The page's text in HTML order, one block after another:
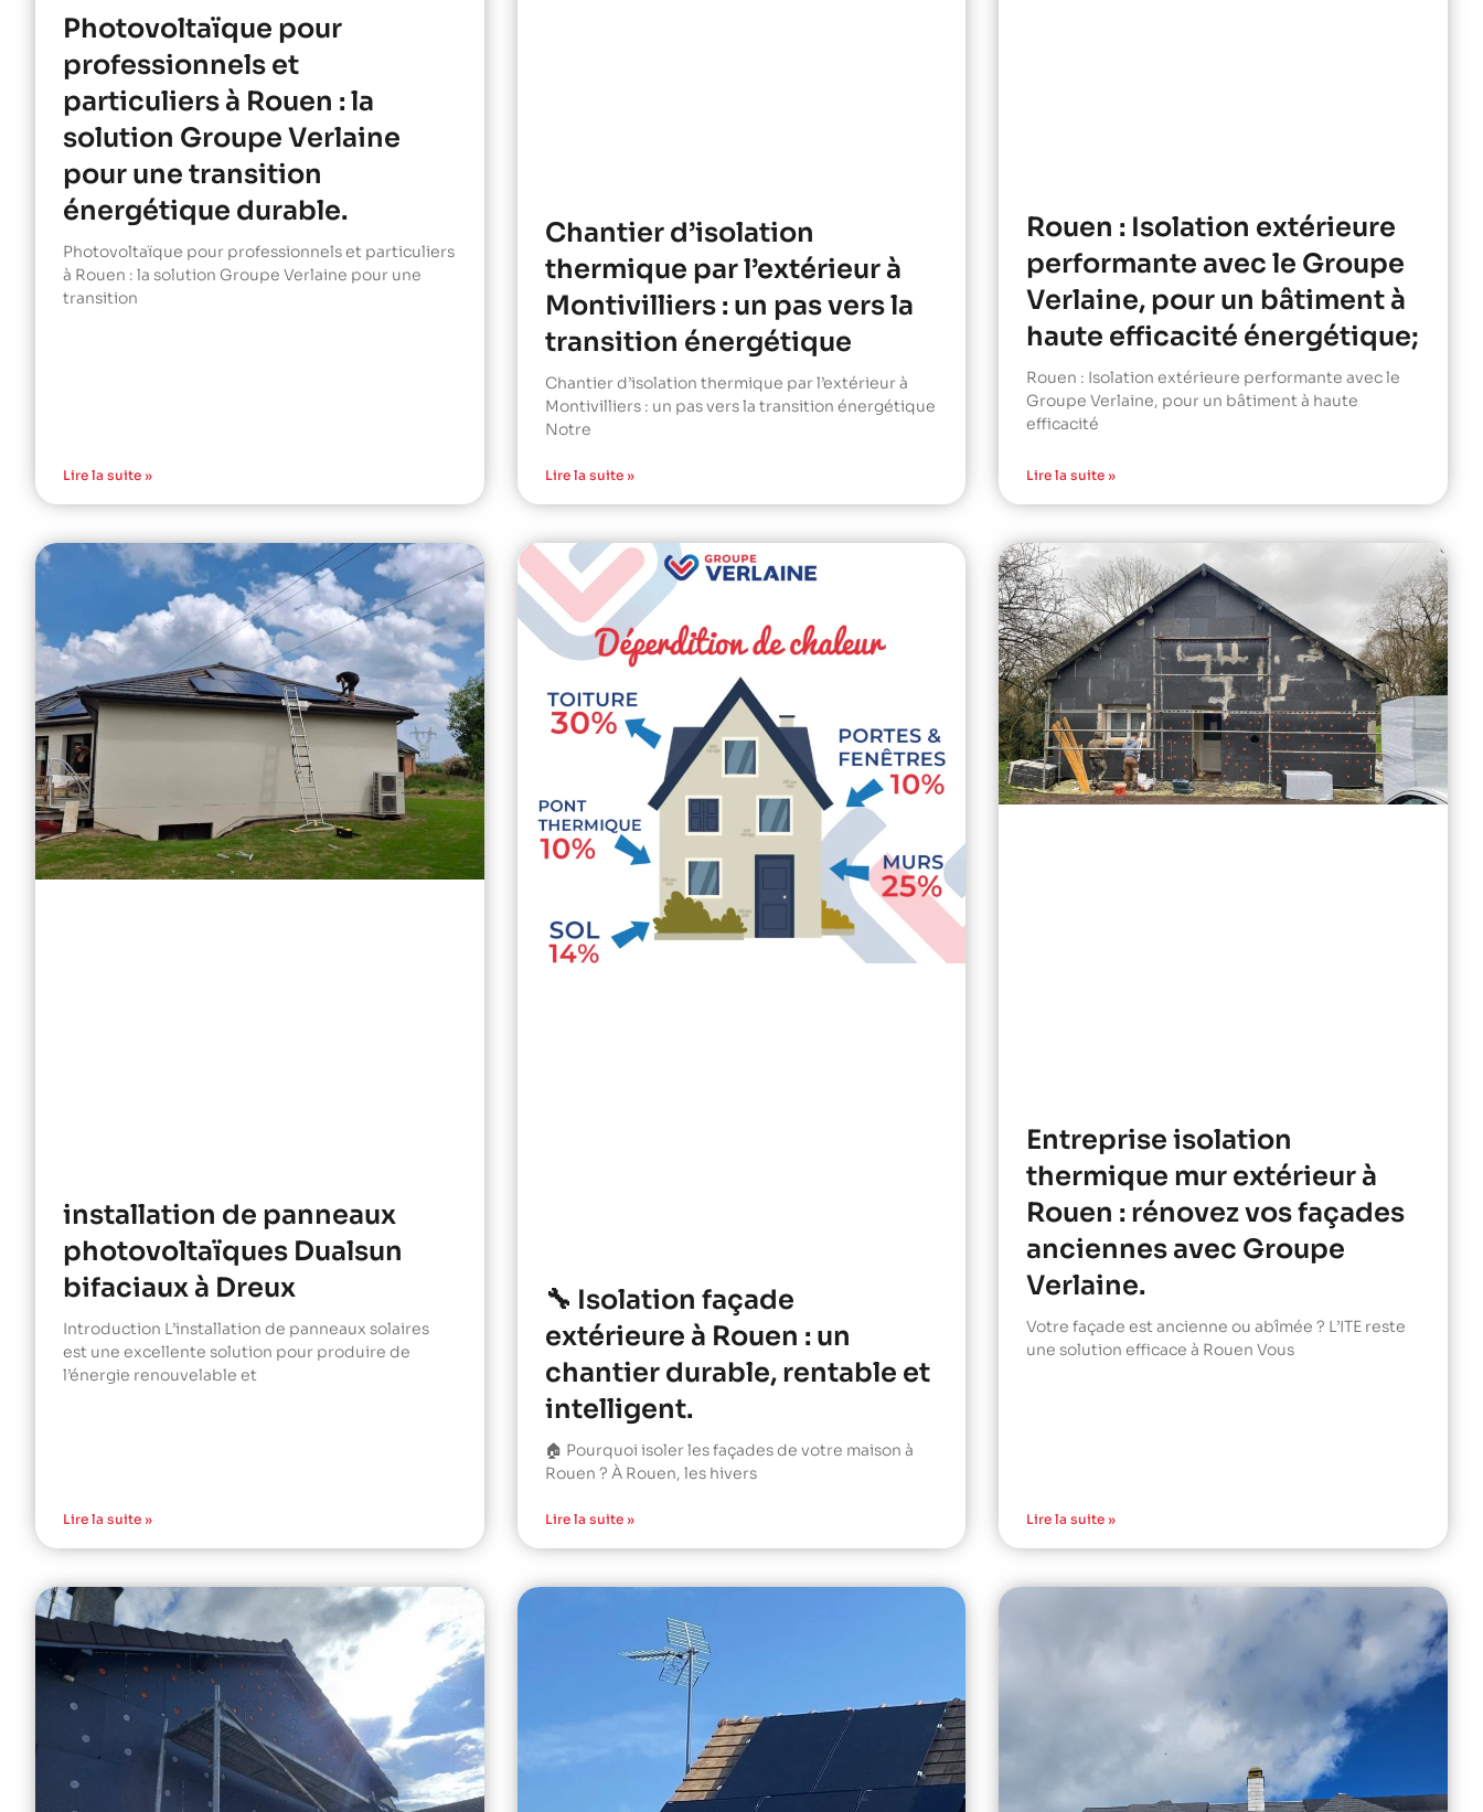
Photovoltaïque pour
professionnels et
particuliers à Rouen : la
solution Groupe Verlaine
pour une transition
énergétique durable.
Photovoltaïque pour professionnels et particuliers
à Rouen : la solution Groupe Verlaine pour une
transition
Lire la suite »
Chantier d’isolation
thermique par l’extérieur à
Montivilliers : un pas vers la
transition énergétique
Chantier d’isolation thermique par l’extérieur à
Montivilliers : un pas vers la transition énergétique
Notre
Lire la suite »
Rouen : Isolation extérieure
performante avec le Groupe
Verlaine, pour un bâtiment à
haute efficacité énergétique;
Rouen : Isolation extérieure performante avec le
Groupe Verlaine, pour un bâtiment à haute
efficacité
Lire la suite »
installation de panneaux
photovoltaïques Dualsun
bifaciaux à Dreux
Introduction L’installation de panneaux solaires
est une excellente solution pour produire de
l’énergie renouvelable et
Lire la suite »
🔧 Isolation façade
extérieure à Rouen : un
chantier durable, rentable et
intelligent.
🏠 Pourquoi isoler les façades de votre maison à
Rouen ? À Rouen, les hivers
Lire la suite »
Entreprise isolation
thermique mur extérieur à
Rouen : rénovez vos façades
anciennes avec Groupe
Verlaine.
Votre façade est ancienne ou abîmée ? L’ITE reste
une solution efficace à Rouen Vous
Lire la suite »